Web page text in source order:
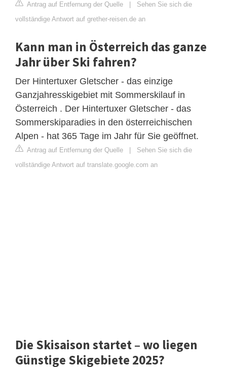
Antrag auf Entfernung der Quelle
Sehen Sie sich die
vollständige Antwort auf grether-reisen.de an
Kann man in Österreich das ganze
Jahr über Ski fahren?
Der Hintertuxer Gletscher - das einzige
Ganzjahresskigebiet mit Sommerskilauf in
Österreich . Der Hintertuxer Gletscher - das
Sommerskiparadies in den österreichischen
Alpen - hat 365 Tage im Jahr für Sie geöffnet.
Antrag auf Entfernung der Quelle
Sehen Sie sich die
vollständige Antwort auf translate.google.com an
Die Skisaison startet – wo liegen
Günstige Skigebiete 2025?